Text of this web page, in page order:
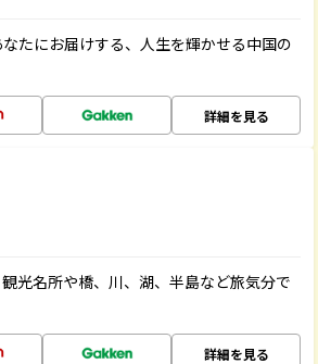
たにお届けする、人生を輝かせる中国の
詳細を見る
光名所や橋、川、湖、半島など旅気分で
詳細を見る